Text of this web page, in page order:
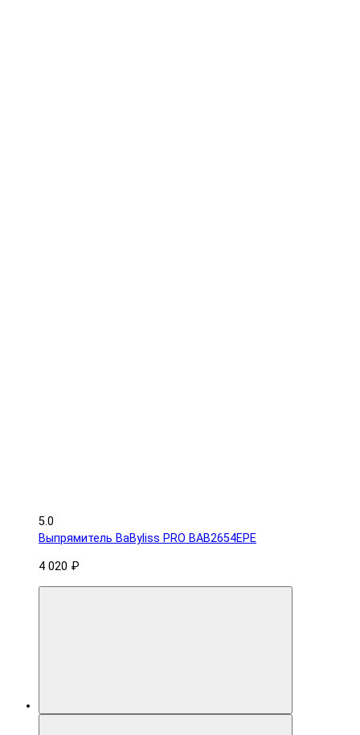
5.0
Выпрямитель BaByliss PRO BAB2654EPE
4 020 ₽